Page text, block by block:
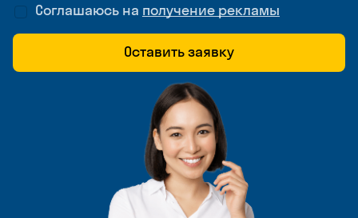
Соглашаюсь на получение рекламы
Оставить заявку